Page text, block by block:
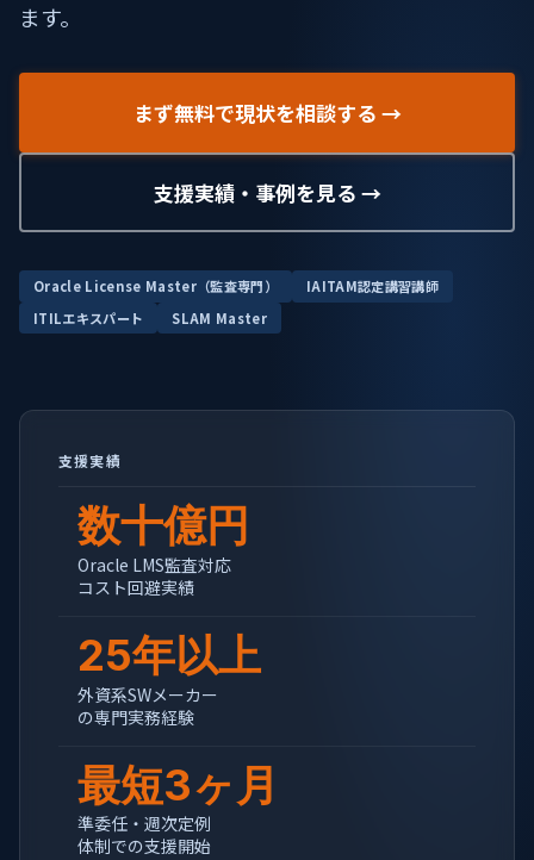
ます。
まず無料で現状を相談する →
支援実績・事例を見る →
Oracle License Master（監査専門）
IAITAM認定講習講師
ITILエキスパート
SLAM Master
支援実績
数十億円
Oracle LMS監査対応
コスト回避実績
25年以上
外資系SWメーカー
の専門実務経験
最短3ヶ月
準委任・週次定例
体制での支援開始